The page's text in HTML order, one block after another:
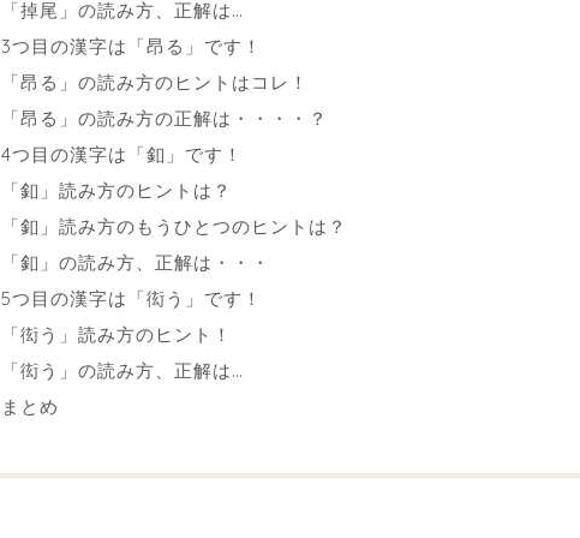
「掉尾」の読み方、正解は…
3つ目の漢字は「昂る」です！
「昂る」の読み方のヒントはコレ！
「昂る」の読み方の正解は・・・・？
4つ目の漢字は「釦」です！
「釦」読み方のヒントは？
「釦」読み方のもうひとつのヒントは？
「釦」の読み方、正解は・・・
5つ目の漢字は「衒う」です！
「衒う」読み方のヒント！
「衒う」の読み方、正解は…
まとめ